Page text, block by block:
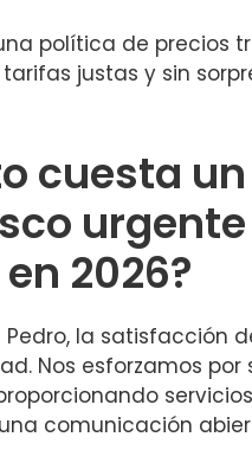
política de precios
justas y sin
cuesta un
urgente
2026?
Pedro, la satisfacción
Nos esforzamos por
comunicación